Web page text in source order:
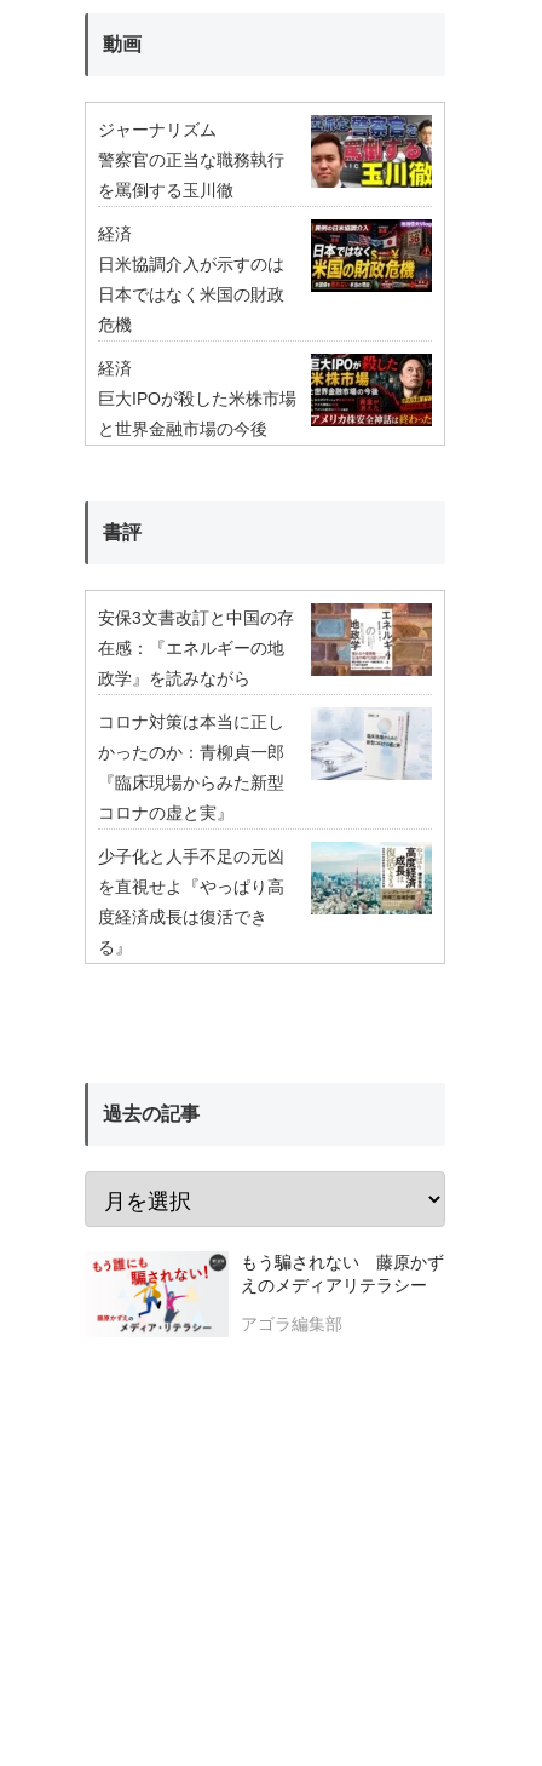
動画
ジャーナリズム
警察官の正当な職務執行
を罵倒する玉川徹
経済
日米協調介入が示すのは
日本ではなく米国の財政
危機
経済
巨大IPOが殺した米株市場
と世界金融市場の今後
書評
安保3文書改訂と中国の存
在感：『エネルギーの地
政学』を読みながら
コロナ対策は本当に正し
かったのか：青柳貞一郎
『臨床現場からみた新型
コロナの虚と実』
少子化と人手不足の元凶
を直視せよ『やっぱり高
度経済成長は復活でき
る』
過去の記事
もう騙されない 藤原かず
えのメディアリテラシー
アゴラ編集部